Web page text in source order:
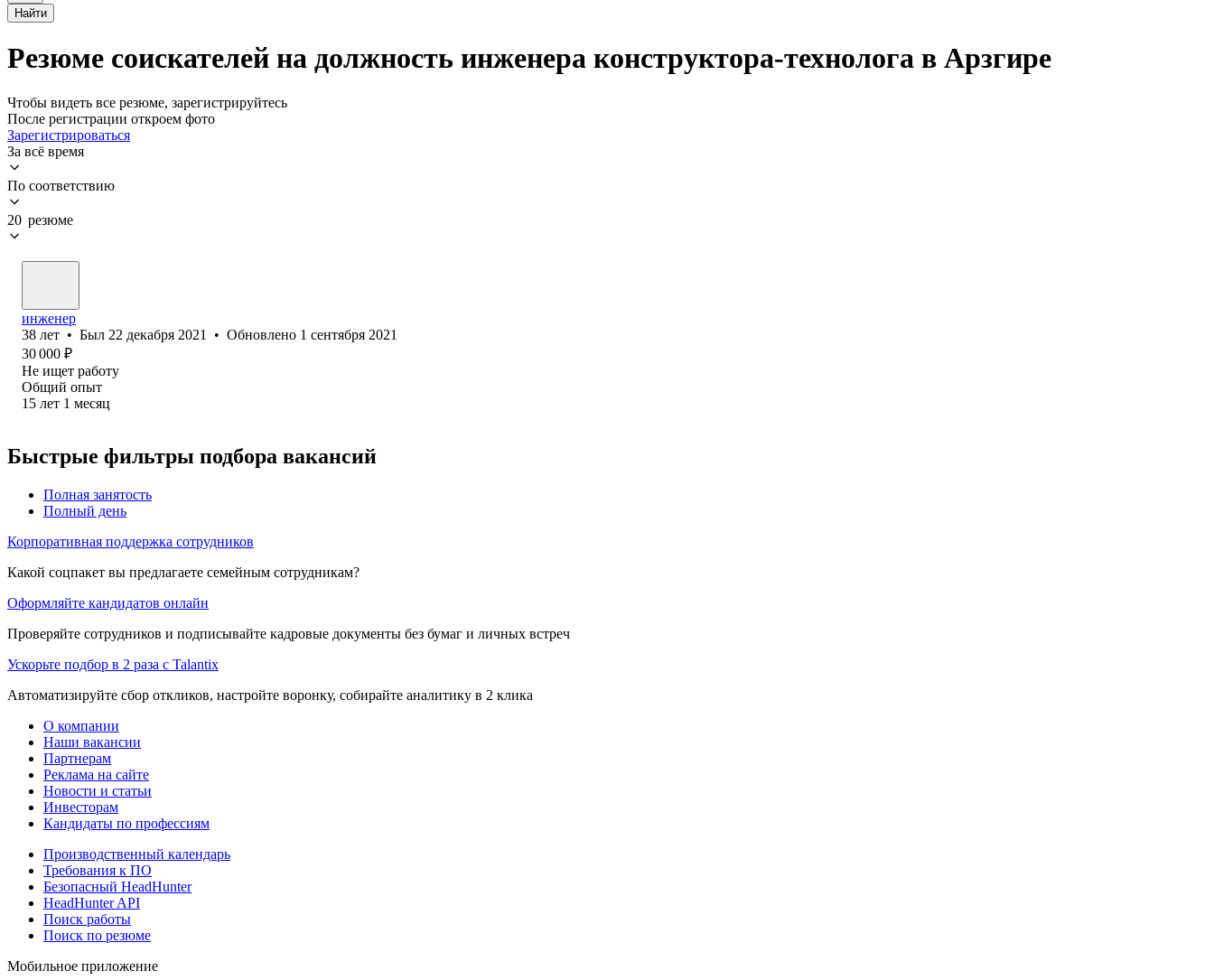
Найти
Резюме соискателей на должность инженера конструктора-технолога в Арзгире
Чтобы видеть все резюме, зарегистрируйтесь
После регистрации откроем фото
Зарегистрироваться
За всё время
По соответствию
20 резюме
инженер
38 лет • Был 22 декабря 2021 • Обновлено 1 сентября 2021
30 000 ₽
Не ищет работу
Общий опыт
15 лет 1 месяц
Быстрые фильтры подбора вакансий
Полная занятость
Полный день
Корпоративная поддержка сотрудников
Какой соцпакет вы предлагаете семейным сотрудникам?
Оформляйте кандидатов онлайн
Проверяйте сотрудников и подписывайте кадровые документы без бумаг и личных встреч
Ускорьте подбор в 2 раза с Talantix
Автоматизируйте сбор откликов, настройте воронку, собирайте аналитику в 2 клика
О компании
Наши вакансии
Партнерам
Реклама на сайте
Новости и статьи
Инвесторам
Кандидаты по профессиям
Производственный календарь
Требования к ПО
Безопасный HeadHunter
HeadHunter API
Поиск работы
Поиск по резюме
Мобильное приложение